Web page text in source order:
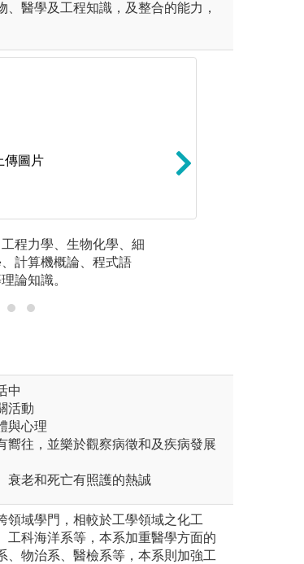
醫學及工程知識，及整合的能力，
(learning block
問題導向學習PB
關係(Physicians
作為瞭解臨床病
傳圖片
程力學、生物化學、細
計算機概論、程式語
論知識。
中
活動
與心理
嚮往，並樂於觀察病徵和及疾病發展
衰老和死亡有照護的熱誠
領域學門，相較於工學領域之化工
工科海洋系等，本系加重醫學方面的
、物治系、醫檢系等，本系則加強工